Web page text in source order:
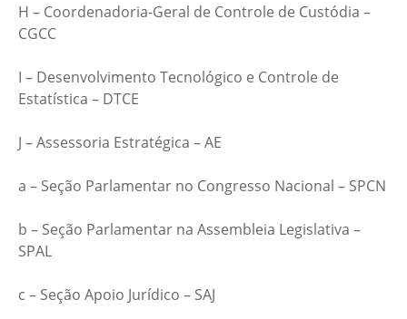
H – Coordenadoria-Geral de Controle de Custódia –
CGCC
I – Desenvolvimento Tecnológico e Controle de
Estatística – DTCE
J – Assessoria Estratégica – AE
a – Seção Parlamentar no Congresso Nacional – SPCN
b – Seção Parlamentar na Assembleia Legislativa –
SPAL
c – Seção Apoio Jurídico – SAJ